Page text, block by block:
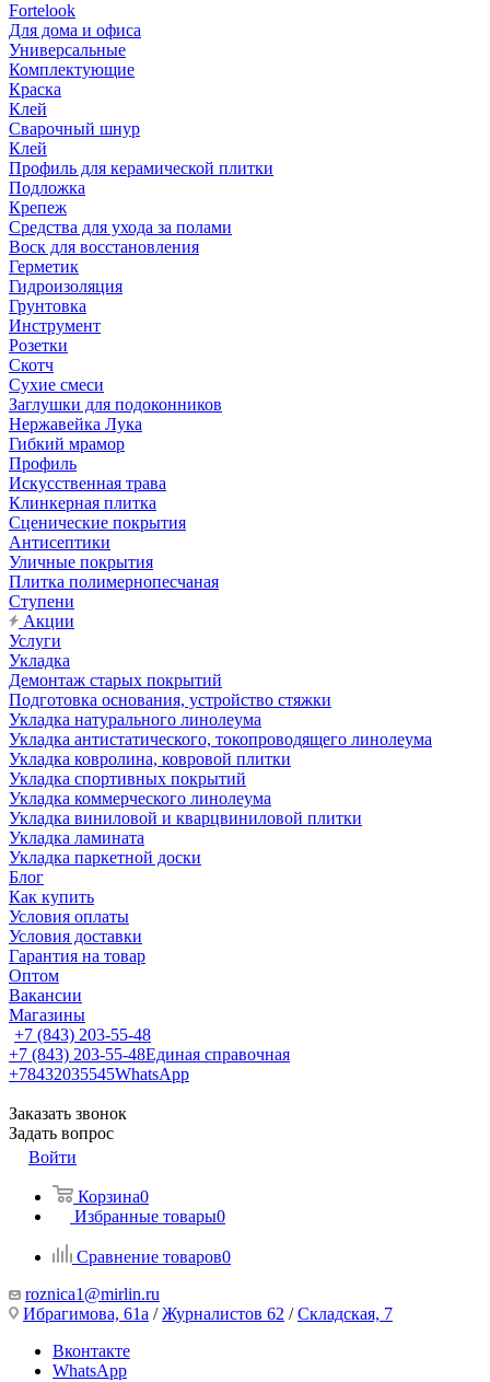
Fortelook
Для дома и офиса
Универсальные
Комплектующие
Краска
Клей
Сварочный шнур
Клей
Профиль для керамической плитки
Подложка
Крепеж
Средства для ухода за полами
Воск для восстановления
Герметик
Гидроизоляция
Грунтовка
Инструмент
Розетки
Скотч
Сухие смеси
Заглушки для подоконников
Нержавейка Лука
Гибкий мрамор
Профиль
Искусственная трава
Клинкерная плитка
Сценические покрытия
Антисептики
Уличные покрытия
Плитка полимернопесчаная
Ступени
Акции
Услуги
Укладка
Демонтаж старых покрытий
Подготовка основания, устройство стяжки
Укладка натурального линолеума
Укладка антистатического, токопроводящего линолеума
Укладка ковролина, ковровой плитки
Укладка спортивных покрытий
Укладка коммерческого линолеума
Укладка виниловой и кварцвиниловой плитки
Укладка ламината
Укладка паркетной доски
Блог
Как купить
Условия оплаты
Условия доставки
Гарантия на товар
Оптом
Вакансии
Магазины
+7 (843) 203-55-48
+7 (843) 203-55-48Единая справочная
+78432035545WhatsApp
Заказать звонок
Задать вопрос
Войти
Корзина0
Избранные товары0
Сравнение товаров0
roznica1@mirlin.ru
Ибрагимова, 61а /Журналистов 62 /Складская, 7
Вконтакте
WhatsApp